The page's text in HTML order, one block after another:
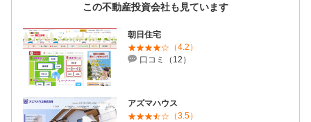
この不動産投資会社も見ています
朝日住宅
（4.2）
口コミ（12）
アズマハウス
（3.5）